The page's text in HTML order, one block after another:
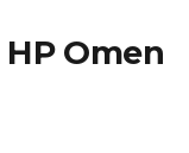
Omen